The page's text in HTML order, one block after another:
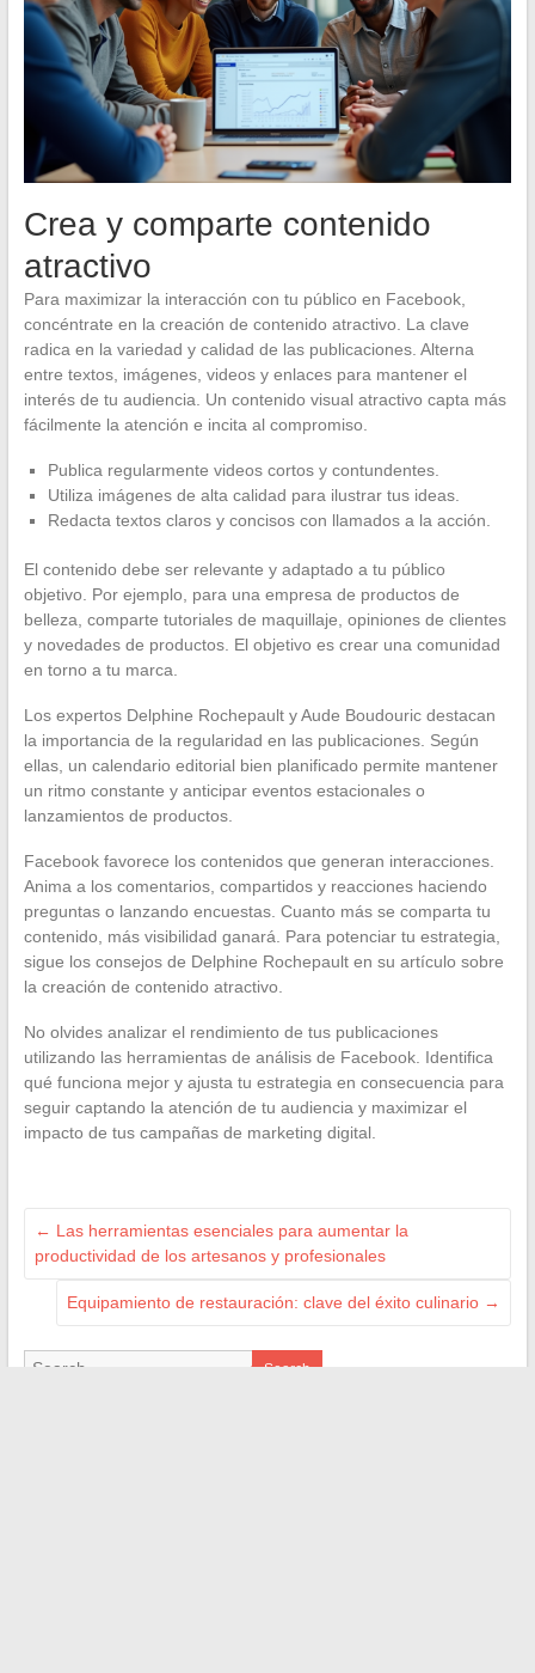
Crea y comparte contenido
atractivo
Para maximizar la interacción con tu público en Facebook,
concéntrate en la creación de contenido atractivo. La clave
radica en la variedad y calidad de las publicaciones. Alterna
entre textos, imágenes, videos y enlaces para mantener el
interés de tu audiencia. Un contenido visual atractivo capta más
fácilmente la atención e incita al compromiso.
Publica regularmente videos cortos y contundentes.
Utiliza imágenes de alta calidad para ilustrar tus ideas.
Redacta textos claros y concisos con llamados a la acción.
El contenido debe ser relevante y adaptado a tu público
objetivo. Por ejemplo, para una empresa de productos de
belleza, comparte tutoriales de maquillaje, opiniones de clientes
y novedades de productos. El objetivo es crear una comunidad
en torno a tu marca.
Los expertos Delphine Rochepault y Aude Boudouric destacan
la importancia de la regularidad en las publicaciones. Según
ellas, un calendario editorial bien planificado permite mantener
un ritmo constante y anticipar eventos estacionales o
lanzamientos de productos.
Facebook favorece los contenidos que generan interacciones.
Anima a los comentarios, compartidos y reacciones haciendo
preguntas o lanzando encuestas. Cuanto más se comparta tu
contenido, más visibilidad ganará. Para potenciar tu estrategia,
sigue los consejos de Delphine Rochepault en su artículo sobre
la creación de contenido atractivo.
No olvides analizar el rendimiento de tus publicaciones
utilizando las herramientas de análisis de Facebook. Identifica
qué funciona mejor y ajusta tu estrategia en consecuencia para
seguir captando la atención de tu audiencia y maximizar el
impacto de tus campañas de marketing digital.
← Las herramientas esenciales para aumentar la
productividad de los artesanos y profesionales
Equipamiento de restauración: clave del éxito culinario →
Search